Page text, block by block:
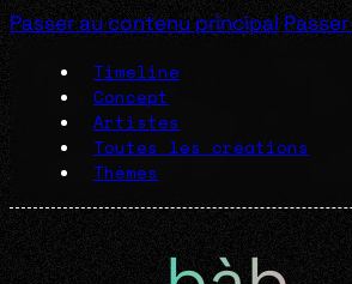
Passer au contenu principal
Timeline
Concept
Artistes
Toutes les créations
Thèmes